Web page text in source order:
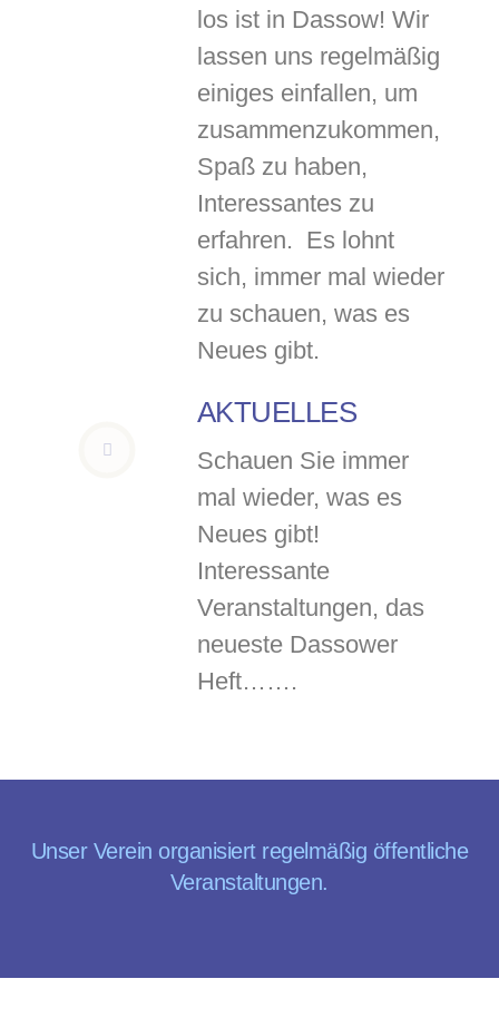
los ist in Dassow! Wir
lassen uns regelmäßig
einiges einfallen, um
zusammenzukommen,
Spaß zu haben,
Interessantes zu
erfahren. Es lohnt
sich, immer mal wieder
zu schauen, was es
Neues gibt.
AKTUELLES
Schauen Sie immer
mal wieder, was es
Neues gibt!
Interessante
Veranstaltungen, das
neueste Dassower
Heft…….
Unser Verein organisiert regelmäßig öffentliche
Veranstaltungen.